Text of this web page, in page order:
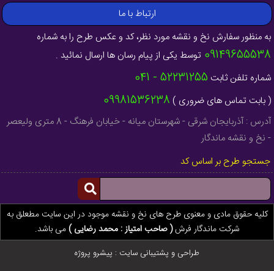
ارتباط با ما
به منظور سفارش نخ و نقشه مورد نظر، کد و عکس طرح را به شماره
09149655538 توسط یکی از پیام رسان ها ارسال نمائید .
شماره تلفن ثابت 52231255 - 041
( بابت تماس های ضروری ) 09981536238
آدرس : آذربایجان شرقی - شهرستان میانه - خیابان فرهنگ - 8 متری ولیعصر
- نخ و نقشه ماندگار
جستجو طرح بر اساس کد
کلیه حقوق مادی و معنوی طرح های نخ و نقشه موجود در این سایت مطعلق به
شرکت ماندگار فرش( صاحب امتیاز : محمد رضایی )می باشد.
طراحی و پشتیبانی سایت : پیشرو پروژه